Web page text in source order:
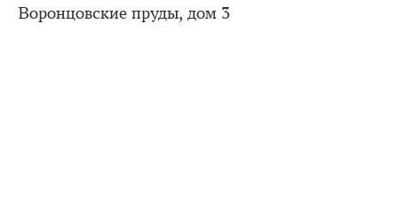
Воронцовские пруды, дом 3